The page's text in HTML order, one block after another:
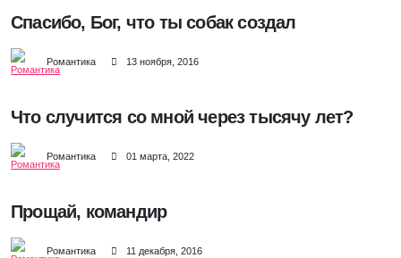
Спасибо, Бог, что ты собак создал
Романтика 13 ноября, 2016
Что случится со мной через тысячу лет?
Романтика 01 марта, 2022
Прощай, командир
Романтика 11 декабря, 2016